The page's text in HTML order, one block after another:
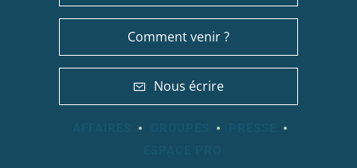
Comment venir ?
Nous écrire